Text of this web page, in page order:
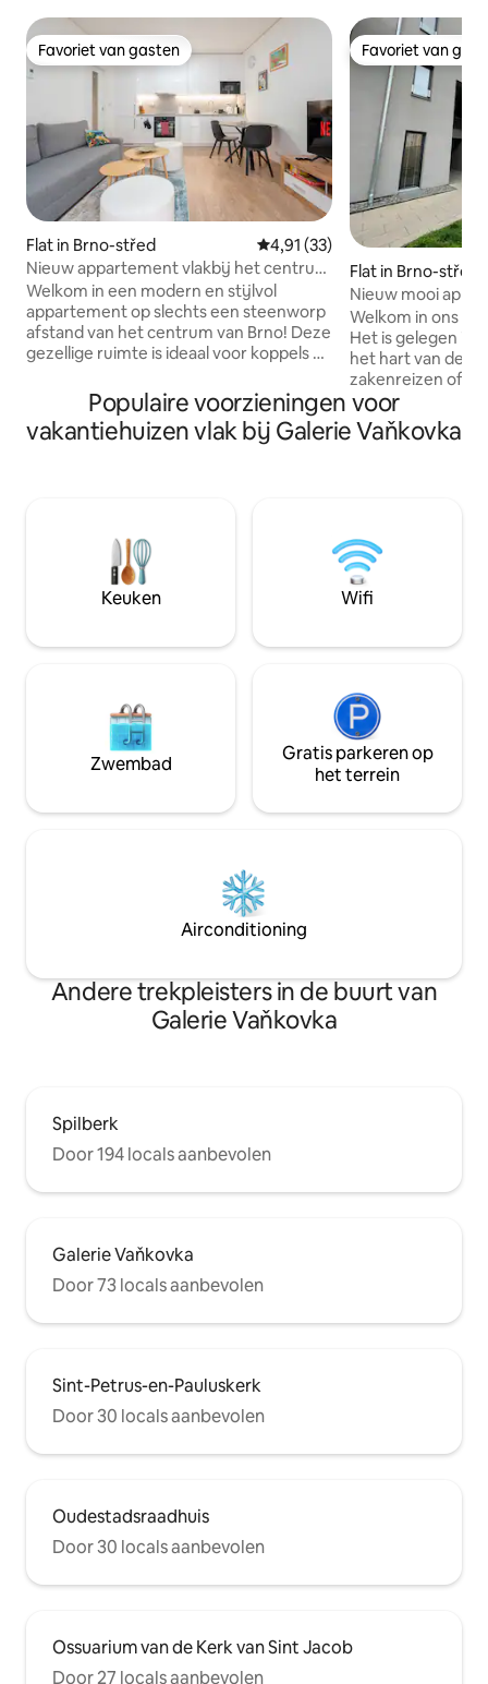
Favoriet van gasten
Favoriet van gasten
Flat in Brno-střed Gemiddelde beoordeling van
4,91 (33)
Nieuw appartement vlakbij het centrum
van Brno
Welkom in een modern en stijlvol
appartement op slechts een steenworp
afstand van het centrum van Brno! Deze
gezellige ruimte is ideaal voor koppels of
willen hebben – van winkels in het
nabijgelegen winkelcentrum Vaňkovka
tot de historische bezienswaardigheden
slapen, direct naast het busstation en
het winkelcentrum Vaňkovka. Kom en
geniet van Brno vanaf de beste plek!
Favoriet van
Favoriet van
Flat in Brno-střed
Nieuw mooi
centrum/
Welkom in ons
Het is gelegen in
het hart van de
zakenreizen of
Het appartement
met een
woonkamer met
toeristische
openbaar
en check-out,
toegestaan. Kom
Populaire voorzieningen voor
vakantiehuizen vlak bij Galerie Vaňkovka
Keuken Wifi
Zwembad
Gratis parkeren op
het terrein
Airconditioning
Andere trekpleisters in de buurt van
Galerie Vaňkovka
Spilberk
Door 194 locals aanbevolen
Galerie Vaňkovka
Door 73 locals aanbevolen
Sint-Petrus-en-Pauluskerk
Door 30 locals aanbevolen
Oudestadsraadhuis
Door 30 locals aanbevolen
Ossuarium van de Kerk van Sint Jacob
Door 27 locals aanbevolen